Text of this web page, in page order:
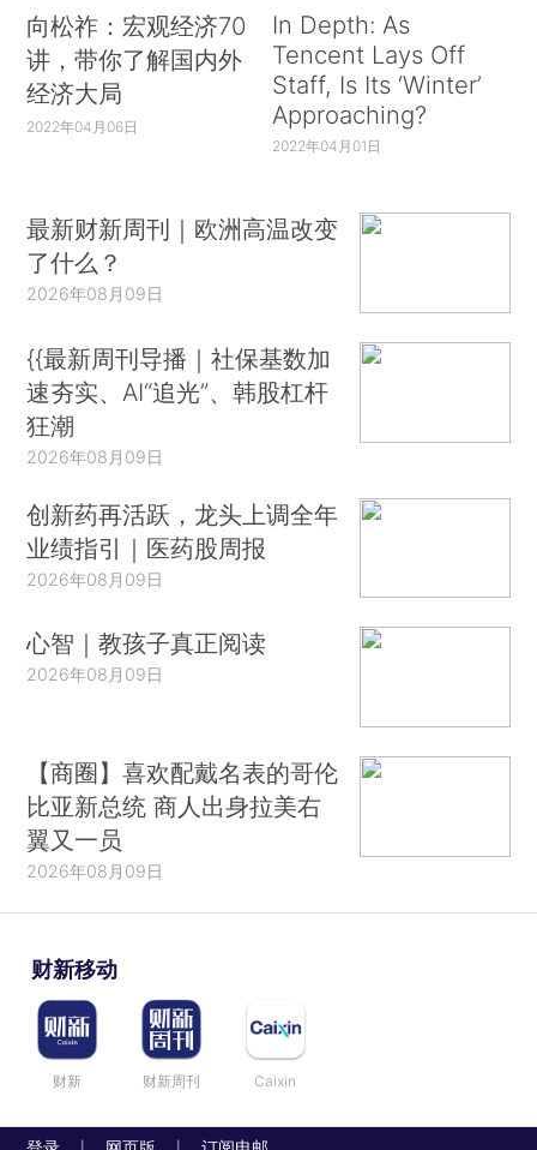
向松祚：宏观经济70
讲，带你了解国内外
经济大局
2022年04月06日
In Depth: As
Tencent Lays Off
Staff, Is Its ‘Winter’
Approaching?
2022年04月01日
最新财新周刊｜欧洲高温改变
了什么？
2026年08月09日
{{最新周刊导播｜社保基数加
速夯实、AI“追光”、韩股杠杆
狂潮
2026年08月09日
创新药再活跃，龙头上调全年
业绩指引｜医药股周报
2026年08月09日
心智｜教孩子真正阅读
2026年08月09日
【商圈】喜欢配戴名表的哥伦
比亚新总统 商人出身拉美右
翼又一员
2026年08月09日
财新移动
财新 财新周刊 Caixin